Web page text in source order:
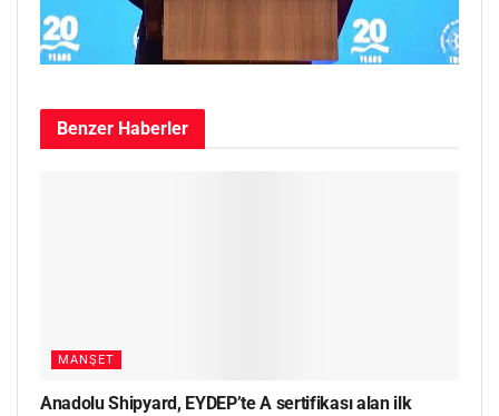
Benzer Haberler
MANŞET
Anadolu Shipyard, EYDEP’te A sertifikası alan ilk